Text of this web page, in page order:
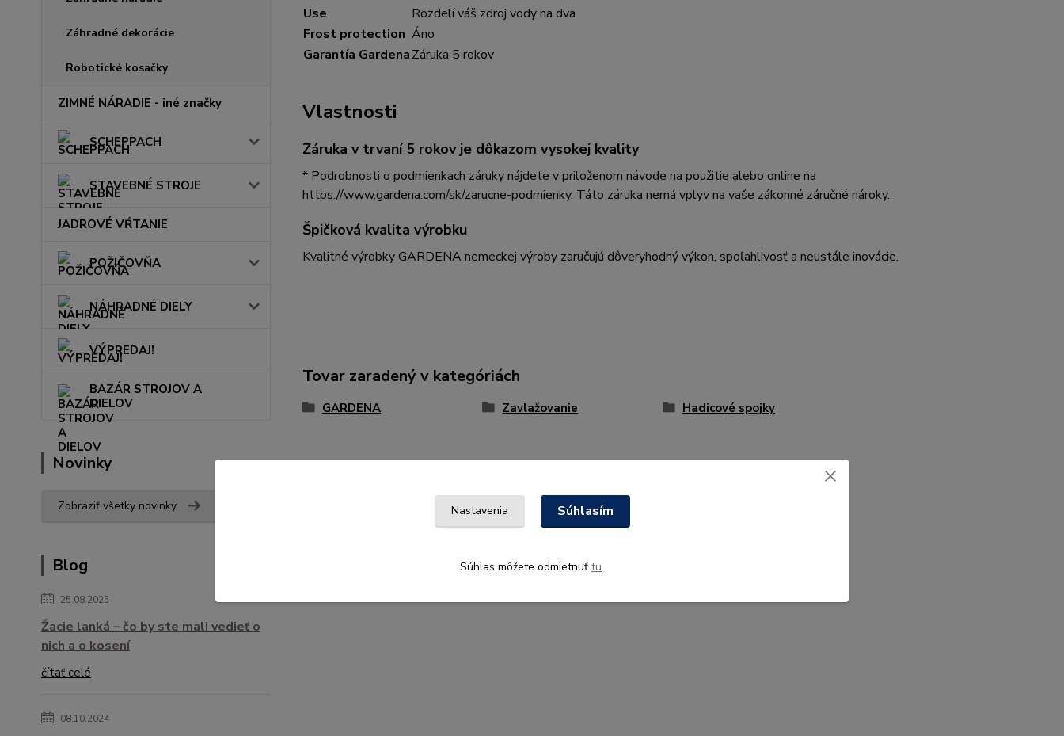
Záhradné dekorácie
Robotické kosačky
ZIMNÉ NÁRADIE - iné značky
SCHEPPACH
STAVEBNÉ STROJE
JADROVÉ VŔTANIE
POŽIČOVŇA
NÁHRADNÉ DIELY
VÝPREDAJ!
BAZÁR STROJOV A
DIELOV
Novinky
Zobraziť všetky novinky
Blog
25.08.2025
Žacie lanká – čo by ste mali vedieť o
nich a o kosení
čítať celé
08.10.2024
Use
Rozdelí váš zdroj vody na dva
Frost protection Áno
Garantía GardenaZáruka 5 rokov
Vlastnosti
Záruka v trvaní 5 rokov je dôkazom vysokej kvality
* Podrobnosti o podmienkach záruky nájdete v priloženom návode na použitie alebo online na
https://www.gardena.com/sk/zarucne-podmienky. Táto záruka nemá vplyv na vaše zákonné záručné nároky.
Špičková kvalita výrobku
Kvalitné výrobky GARDENA nemeckej výroby zaručujú dôveryhodný výkon, spoľahlivosť a neustále inovácie.
Tovar zaradený v kategóriách
GARDENA Zavlažovanie Hadicové spojky
Nastavenia Súhlasím
Súhlas môžete odmietnuť tu.